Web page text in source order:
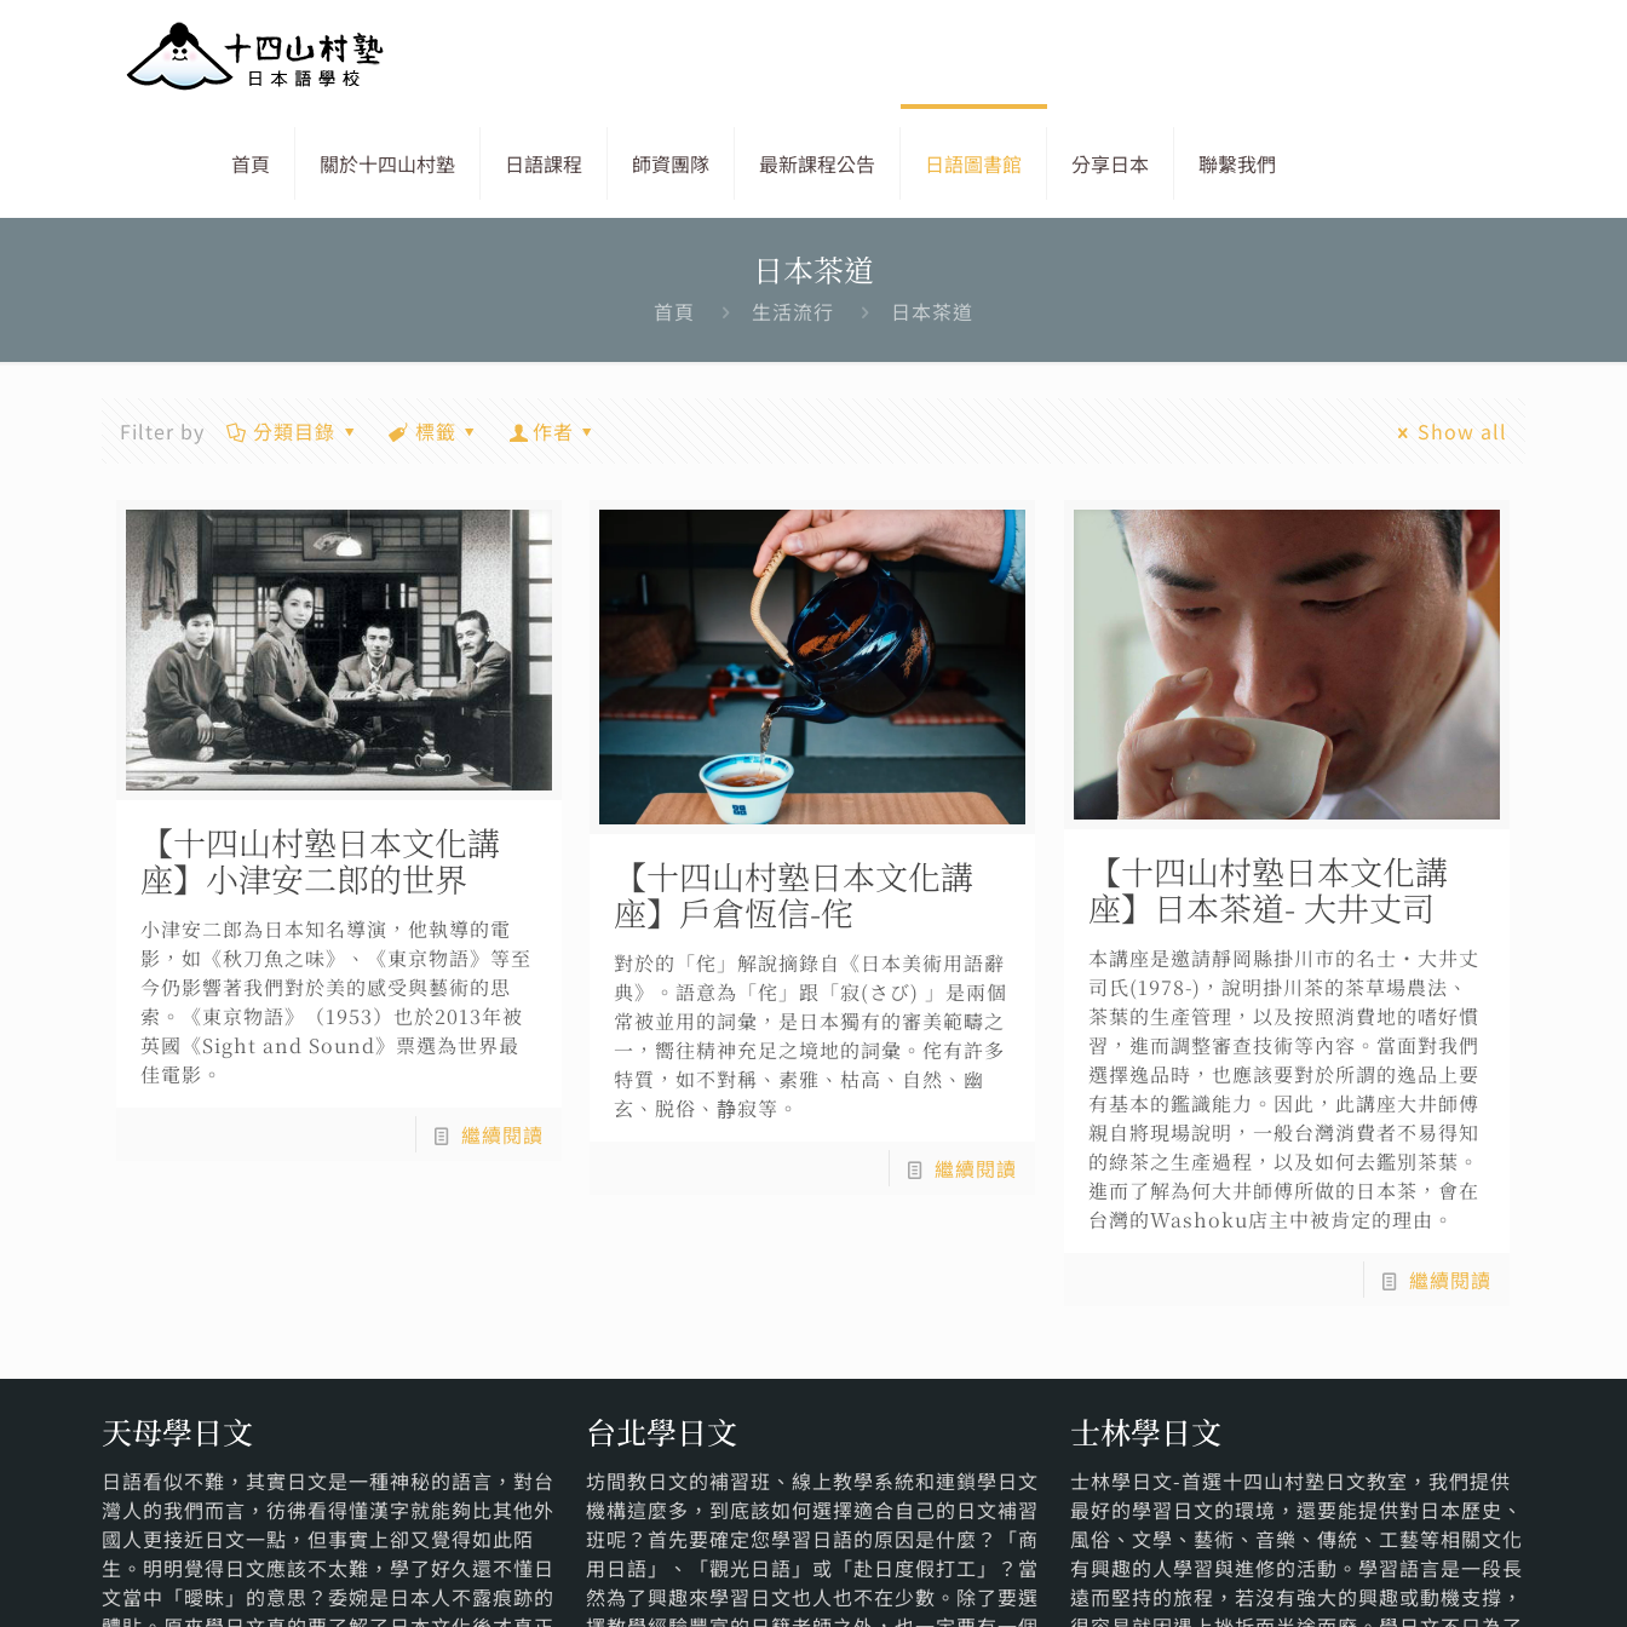
首頁 關於十四山村塾 日語課程 師資團隊 最新課程公告 日語圖書館 分享日本 聯繫我們
日本茶道
首頁 生活流行 日本茶道
Filter by 分類目錄 標籤 作者 Show all
【十四山村塾日本文化講
座】小津安二郎的世界
小津安二郎為日本知名導演，他執導的電
影，如《秋刀魚之味》、《東京物語》等至
今仍影響著我們對於美的感受與藝術的思
索。《東京物語》（1953）也於2013年被
英國《Sight and Sound》票選為世界最
佳電影。
繼續閱讀
【十四山村塾日本文化講
座】戶倉恆信-侘
對於的「侘」解說摘錄自《日本美術用語辭
典》。語意為「侘」跟「寂(さび) 」是兩個
常被並用的詞彙，是日本獨有的審美範疇之
一，嚮往精神充足之境地的詞彙。侘有許多
特質，如不對稱、素雅、枯高、自然、幽
玄、脱俗、静寂等。
繼續閱讀
【十四山村塾日本文化講
座】日本茶道- 大井丈司
本講座是邀請靜岡縣掛川市的名士・大井丈
司氏(1978-)，說明掛川茶的茶草場農法、
茶葉的生產管理，以及按照消費地的嗜好慣
習，進而調整審查技術等內容。當面對我們
選擇逸品時，也應該要對於所謂的逸品上要
有基本的鑑識能力。因此，此講座大井師傅
親自將現場說明，一般台灣消費者不易得知
的綠茶之生產過程，以及如何去鑑別茶葉。
進而了解為何大井師傅所做的日本茶，會在
台灣的Washoku店主中被肯定的理由。
繼續閱讀
天母學日文
日語看似不難，其實日文是一種神秘的語言，對台
灣人的我們而言，彷彿看得懂漢字就能夠比其他外
國人更接近日文一點，但事實上卻又覺得如此陌
生。明明覺得日文應該不太難，學了好久還不懂日
文當中「曖昧」的意思？委婉是日本人不露痕跡的
台北學日文
坊間教日文的補習班、線上教學系統和連鎖學日文
機構這麼多，到底該如何選擇適合自己的日文補習
班呢？首先要確定您學習日語的原因是什麼？「商
用日語」、「觀光日語」或「赴日度假打工」？當
然為了興趣來學習日文也人也不在少數。除了要選
士林學日文
士林學日文-首選十四山村塾日文教室，我們提供
最好的學習日文的環境，還要能提供對日本歷史、
風俗、文學、藝術、音樂、傳統、工藝等相關文化
有興趣的人學習與進修的活動。學習語言是一段長
遠而堅持的旅程，若沒有強大的興趣或動機支撐，